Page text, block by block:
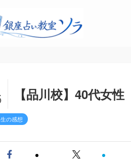
【品川校】40代女
の感想